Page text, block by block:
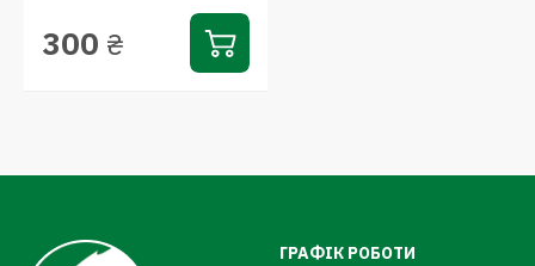
300 ₴
ГРАФІК РОБОТИ